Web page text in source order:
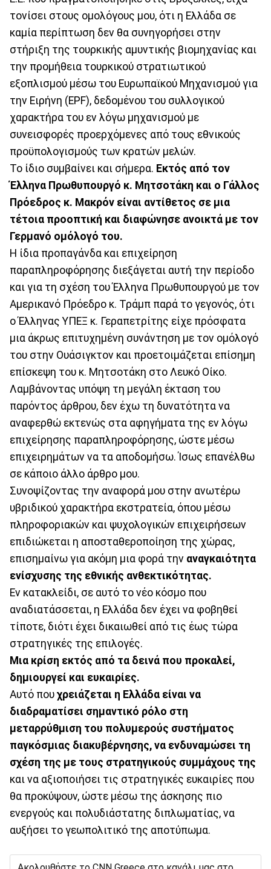
τονίσει στους ομολόγους μου, ότι η Ελλάδα σε
καμία περίπτωση δεν θα συνηγορήσει στην
στήριξη της τουρκικής αμυντικής βιομηχανίας και
την προμήθεια τουρκικού στρατιωτικού
εξοπλισμού μέσω του Ευρωπαϊκού Μηχανισμού για
την Ειρήνη (EPF), δεδομένου του συλλογικού
χαρακτήρα του εν λόγω μηχανισμού με
συνεισφορές προερχόμενες από τους εθνικούς
προϋπολογισμούς των κρατών μελών.
Το ίδιο συμβαίνει και σήμερα. Εκτός από τον
Έλληνα Πρωθυπουργό κ. Μητσοτάκη και ο Γάλλος
Πρόεδρος κ. Μακρόν είναι αντίθετος σε μια
τέτοια προοπτική και διαφώνησε ανοικτά με τον
Γερμανό ομόλογό του.
Η ίδια προπαγάνδα και επιχείρηση
παραπληροφόρησης διεξάγεται αυτή την περίοδο
και για τη σχέση του Έλληνα Πρωθυπουργού με τον
Αμερικανό Πρόεδρο κ. Τράμπ παρά το γεγονός, ότι
ο Έλληνας ΥΠΕΞ κ. Γεραπετρίτης είχε πρόσφατα
μια άκρως επιτυχημένη συνάντηση με τον ομόλογό
του στην Ουάσιγκτον και προετοιμάζεται επίσημη
επίσκεψη του κ. Μητσοτάκη στο Λευκό Οίκο.
Λαμβάνοντας υπόψη τη μεγάλη έκταση του
παρόντος άρθρου, δεν έχω τη δυνατότητα να
αναφερθώ εκτενώς στα αφηγήματα της εν λόγω
επιχείρησης παραπληροφόρησης, ώστε μέσω
επιχειρημάτων να τα αποδομήσω. Ίσως επανέλθω
σε κάποιο άλλο άρθρο μου.
Συνοψίζοντας την αναφορά μου στην ανωτέρω
υβριδικού χαρακτήρα εκστρατεία, όπου μέσω
πληροφοριακών και ψυχολογικών επιχειρήσεων
επιδιώκεται η αποσταθεροποίηση της χώρας,
επισημαίνω για ακόμη μια φορά την αναγκαιότητα
ενίσχυσης της εθνικής ανθεκτικότητας.
Εν κατακλείδι, σε αυτό το νέο κόσμο που
αναδιατάσσεται, η Ελλάδα δεν έχει να φοβηθεί
τίποτε, διότι έχει δικαιωθεί από τις έως τώρα
στρατηγικές της επιλογές.
Μια κρίση εκτός από τα δεινά που προκαλεί,
δημιουργεί και ευκαιρίες.
Αυτό που χρειάζεται η Ελλάδα είναι να
διαδραματίσει σημαντικό ρόλο στη
μεταρρύθμιση του πολυμερούς συστήματος
παγκόσμιας διακυβέρνησης, να ενδυναμώσει τη
σχέση της με τους στρατηγικούς συμμάχους της
και να αξιοποιήσει τις στρατηγικές ευκαιρίες που
θα προκύψουν, ώστε μέσω της άσκησης πιο
ενεργούς και πολυδιάστατης διπλωματίας, να
αυξήσει το γεωπολιτικό της αποτύπωμα.